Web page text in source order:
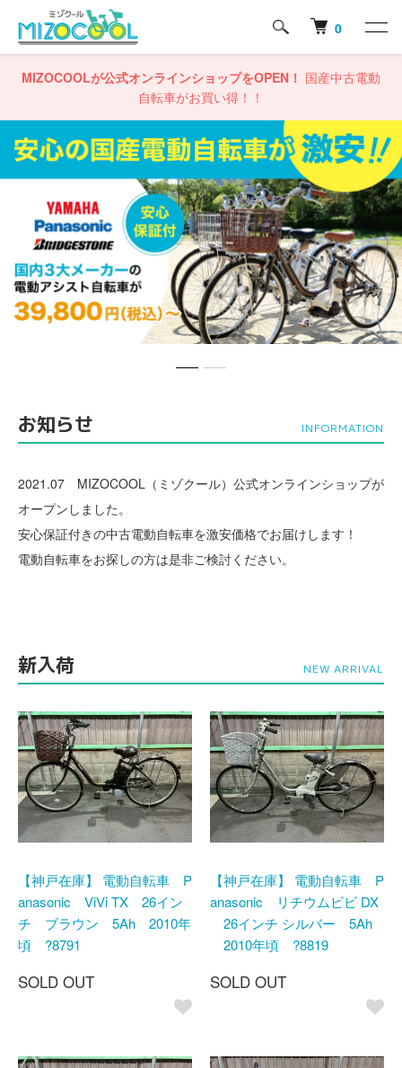
0
MIZOCOOLが公式オンラインショップをOPEN！ 国産中古電動
自転車がお買い得！！
お知らせ INFORMATION
2021.07 MIZOCOOL（ミゾクール）公式オンラインショップが
オープンしました。
安心保証付きの中古電動自転車を激安価格でお届けします！
電動自転車をお探しの方は是非ご検討ください。
新入荷 NEW ARRIVAL
【神戸在庫】 電動自転車 P
anasonic ViVi TX 26イン
チ ブラウン 5Ah 2010年
頃 ?8791
SOLD OUT
【神戸在庫】 電動自転車 P
anasonic リチウムビビ DX
26インチ シルバー 5Ah
2010年頃 ?8819
SOLD OUT